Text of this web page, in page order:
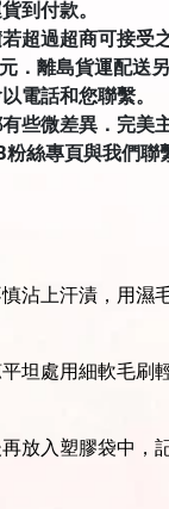
到付款。
超過超商可接
．離島貨運配送
電話和您聯繫。
些微差異．完美
絲專頁與我們聯
沾上汗漬，用濕
坦處用細軟毛刷
放入塑膠袋中，